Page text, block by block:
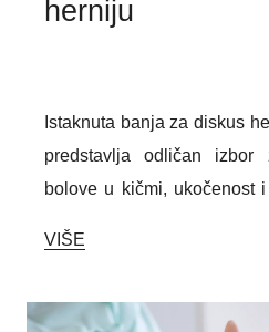
herniju
Istaknuta banja za diskus
predstavlja odličan
bolove u kičmi, ukočenost i
termomineralnim
prilagođenim
VIŠE